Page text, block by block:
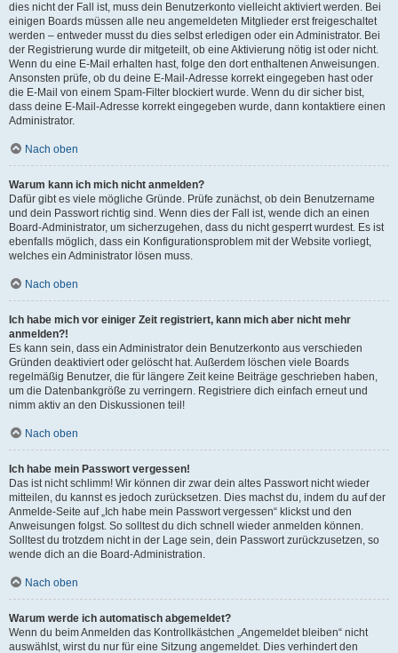
dies nicht der Fall ist, muss dein Benutzerkonto vielleicht aktiviert werden. Bei
einigen Boards müssen alle neu angemeldeten Mitglieder erst freigeschaltet
werden – entweder musst du dies selbst erledigen oder ein Administrator. Bei
der Registrierung wurde dir mitgeteilt, ob eine Aktivierung nötig ist oder nicht.
Wenn du eine E-Mail erhalten hast, folge den dort enthaltenen Anweisungen.
Ansonsten prüfe, ob du deine E-Mail-Adresse korrekt eingegeben hast oder
die E-Mail von einem Spam-Filter blockiert wurde. Wenn du dir sicher bist,
dass deine E-Mail-Adresse korrekt eingegeben wurde, dann kontaktiere einen
Administrator.
Nach oben
Warum kann ich mich nicht anmelden?
Dafür gibt es viele mögliche Gründe. Prüfe zunächst, ob dein Benutzername
und dein Passwort richtig sind. Wenn dies der Fall ist, wende dich an einen
Board-Administrator, um sicherzugehen, dass du nicht gesperrt wurdest. Es ist
ebenfalls möglich, dass ein Konfigurationsproblem mit der Website vorliegt,
welches ein Administrator lösen muss.
Nach oben
Ich habe mich vor einiger Zeit registriert, kann mich aber nicht mehr
anmelden?!
Es kann sein, dass ein Administrator dein Benutzerkonto aus verschieden
Gründen deaktiviert oder gelöscht hat. Außerdem löschen viele Boards
regelmäßig Benutzer, die für längere Zeit keine Beiträge geschrieben haben,
um die Datenbankgröße zu verringern. Registriere dich einfach erneut und
nimm aktiv an den Diskussionen teil!
Nach oben
Ich habe mein Passwort vergessen!
Das ist nicht schlimm! Wir können dir zwar dein altes Passwort nicht wieder
mitteilen, du kannst es jedoch zurücksetzen. Dies machst du, indem du auf der
Anmelde-Seite auf „Ich habe mein Passwort vergessen“ klickst und den
Anweisungen folgst. So solltest du dich schnell wieder anmelden können.
Solltest du trotzdem nicht in der Lage sein, dein Passwort zurückzusetzen, so
wende dich an die Board-Administration.
Nach oben
Warum werde ich automatisch abgemeldet?
Wenn du beim Anmelden das Kontrollkästchen „Angemeldet bleiben“ nicht
auswählst, wirst du nur für eine Sitzung angemeldet. Dies verhindert den